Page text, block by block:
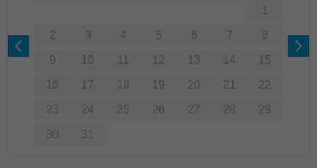
1
2 3 4 5 6 7 8
9 10 11 12 13 14 15
16 17 18 19 20 21 22
23 24 25 26 27 28 29
30 31